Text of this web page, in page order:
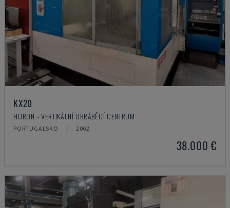
KX20
HURON - VERTIKÁLNÍ OBRÁBĚCÍ CENTRUM
PORTUGALSKO 2002
38.000 €